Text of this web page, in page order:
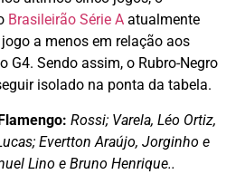
Brasileirão Série A atualmente
a menos em relação aos
G4. Sendo assim, o Rubro-Negro
isolado na ponta da tabela.
Rossi; Varela, Léo Ortiz,
Evertton Araújo, Jorginho e
Lino e Bruno Henrique..